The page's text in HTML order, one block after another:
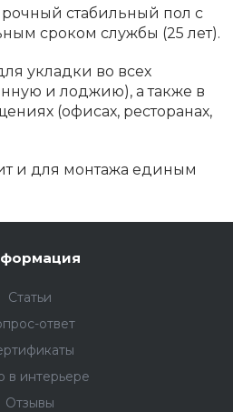
стабильный пол с
сроком службы (25 лет).
укладки во всех
и лоджию), а также в
(офисах, ресторанах,
и для монтажа единым
и сила
FARGO Bevel — тот
высокой прочности
ухода: все загрязнения
мокрой
с фаской для создания
Статьи
ответ
в интерьере
Отзывы